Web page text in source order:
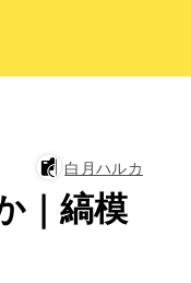
白月ハルカ
｜縞模